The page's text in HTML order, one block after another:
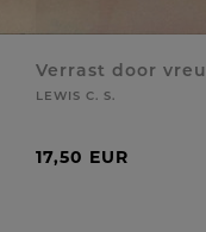
Verrast door
LEWIS C. S.
17,50 EUR